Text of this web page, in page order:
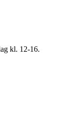
kl. 12-16.